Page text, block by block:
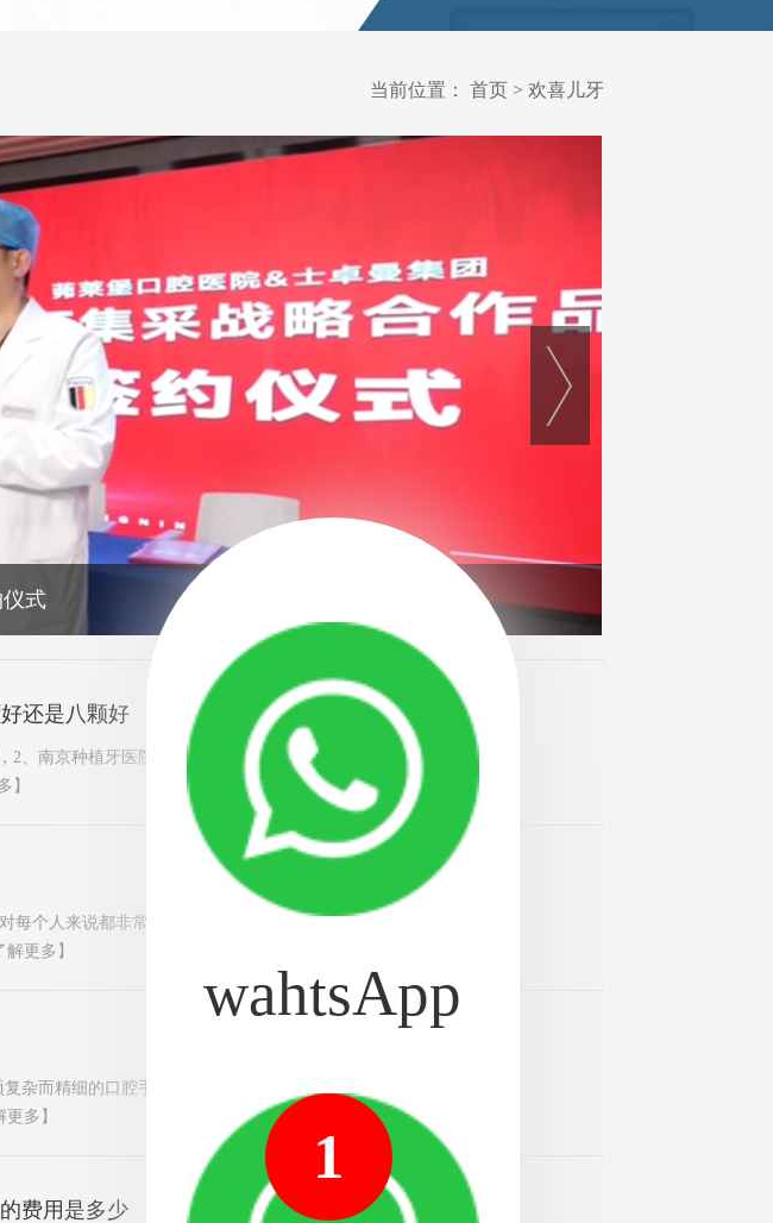
当前位置： 首页 > 欢喜儿牙
式
2024-08-20
还是八颗好
、南京种植牙医院，3、南京种植牙专科医院。南京专
】
2024-08-20
个人来说都非常重要。补牙是维护口腔健康的重要
解更多】
杂而精细的口腔手术，价格因地区、医生经验和所使
更多】
2024-08-20
费用是多少
wahtsApp
1